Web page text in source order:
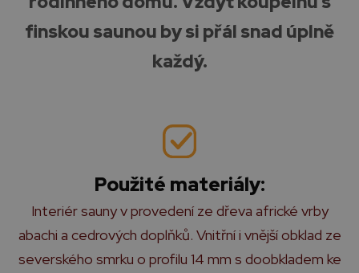
finskou saunou by si přál snad úplně
každý.
Použité materiály:
Interiér sauny v provedení ze dřeva africké vrby
abachi a cedrových doplňků. Vnitřní i vnější obklad ze
severského smrku o profilu 14 mm s doobkladem ke